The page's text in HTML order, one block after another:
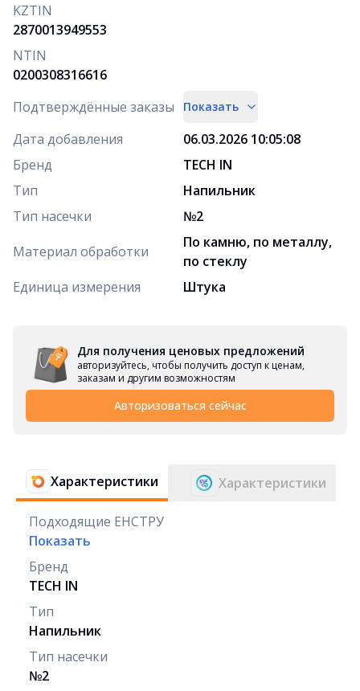
KZTIN
2870013949553
NTIN
0200308316616
Подтверждённые заказы
Показать
Дата добавления
06.03.2026 10:05:08
Бренд
TECH IN
Тип
Напильник
Тип насечки
№2
Материал обработки
По камню, по металлу,
по стеклу
Единица измерения
Штука
Для получения ценовых предложений
авторизуйтесь, чтобы получить доступ к ценам,
заказам и другим возможностям
Авторизоваться сейчас
Характеристики Характеристики
Подходящие ЕНСТРУ
Показать
Бренд
TECH IN
Тип
Напильник
Тип насечки
№2